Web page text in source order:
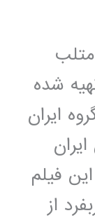
شده
ایران
فیلم
از